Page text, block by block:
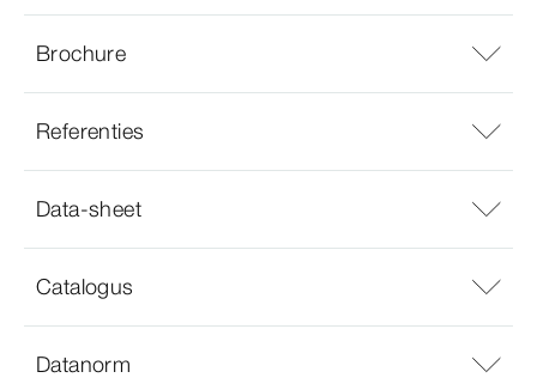
Brochure
Referenties
Data-sheet
Catalogus
Datanorm